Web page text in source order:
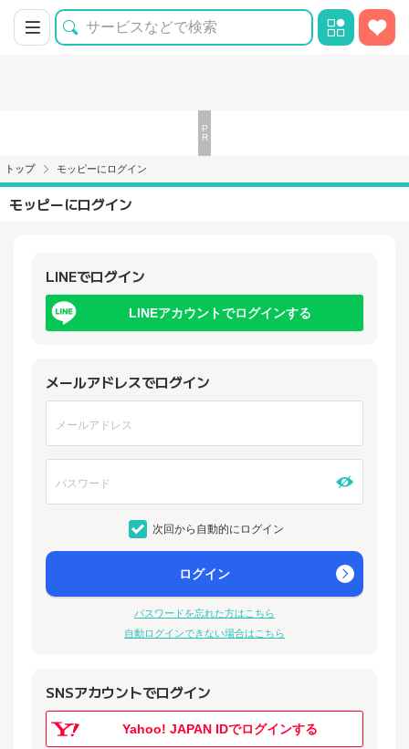
トップ モッピーにログイン
モッピーにログイン
LINEでログイン
LINEアカウントでログインする
メールアドレスでログイン
次回から自動的にログイン
ログイン
パスワードを忘れた方はこちら
自動ログインできない場合はこちら
SNSアカウントでログイン
Yahoo! JAPAN IDでログインする